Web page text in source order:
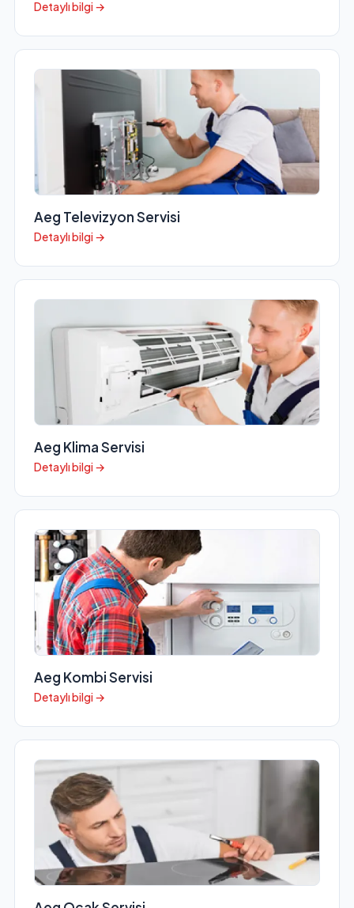
Detaylı bilgi →
Aeg Televizyon Servisi
Detaylı bilgi →
Aeg Klima Servisi
Detaylı bilgi →
Aeg Kombi Servisi
Detaylı bilgi →